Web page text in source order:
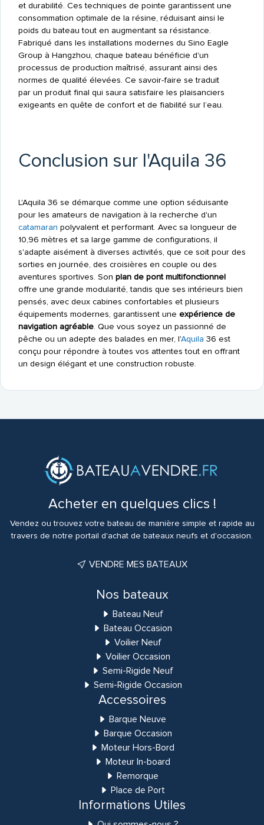
et durabilité. Ces techniques de pointe garantissent une
consommation optimale de la résine, réduisant ainsi le
poids du bateau tout en augmentant sa résistance.
Fabriqué dans les installations modernes du Sino Eagle
Group à Hangzhou, chaque bateau bénéficie d'un
processus de production maîtrisé, assurant ainsi des
normes de qualité élevées. Ce savoir-faire se traduit
par un produit final qui saura satisfaire les plaisanciers
exigeants en quête de confort et de fiabilité sur l’eau.
Conclusion sur l'Aquila 36
L'Aquila 36 se démarque comme une option séduisante
pour les amateurs de navigation à la recherche d'un
catamaran polyvalent et performant. Avec sa longueur de
10,96 mètres et sa large gamme de configurations, il
s'adapte aisément à diverses activités, que ce soit pour des
sorties en journée, des croisières en couple ou des
aventures sportives. Son plan de pont multifonctionnel
offre une grande modularité, tandis que ses intérieurs bien
pensés, avec deux cabines confortables et plusieurs
équipements modernes, garantissent une expérience de
navigation agréable. Que vous soyez un passionné de
pêche ou un adepte des balades en mer, l'Aquila 36 est
conçu pour répondre à toutes vos attentes tout en offrant
un design élégant et une construction robuste.
Acheter en quelques clics !
Vendez ou trouvez votre bateau de manière simple et rapide au
travers de notre portail d'achat de bateaux neufs et d'occasion.
VENDRE MES BATEAUX
Nos bateaux
Bateau Neuf
Bateau Occasion
Voilier Neuf
Voilier Occasion
Semi-Rigide Neuf
Semi-Rigide Occasion
Accessoires
Barque Neuve
Barque Occasion
Moteur Hors-Bord
Moteur In-board
Remorque
Place de Port
Informations Utiles